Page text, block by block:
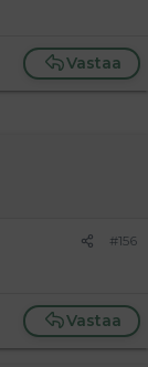
Vastaa
#156
Vastaa